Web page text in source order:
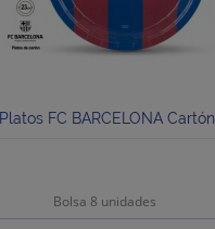
Platos FC BARCELONA Cartón
Bolsa 8 unidades